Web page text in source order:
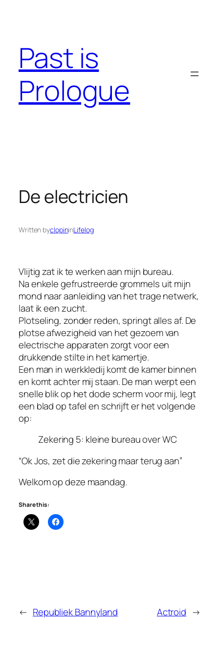
Past is
Prologue
De electricien
Written byclopininLifelog
Vlijtig zat ik te werken aan mijn bureau.
Na enkele gefrustreerde grommels uit mijn
mond naar aanleiding van het trage netwerk,
laat ik een zucht.
Plotseling, zonder reden, springt alles af. De
plotse afwezigheid van het gezoem van
electrische apparaten zorgt voor een
drukkende stilte in het kamertje.
Een man in werkkledij komt de kamer binnen
en komt achter mij staan. De man werpt een
snelle blik op het dode scherm voor mij, legt
een blad op tafel en schrijft er het volgende
op:
Zekering 5: kleine bureau over WC
“Ok Jos, zet die zekering maar terug aan”
Welkom op deze maandag.
Share this:
← Republiek Bannyland Actroid →